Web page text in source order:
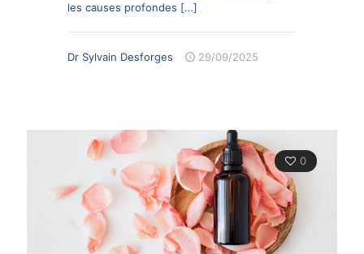
les causes profondes […]
Dr Sylvain Desforges 29/09/2025
0